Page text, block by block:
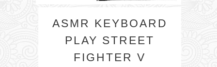
ASMR KEYBOARD
PLAY STREET
FIGHTER V